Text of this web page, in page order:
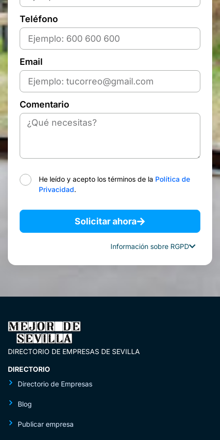
Teléfono
Email
Comentario
He leído y acepto los términos de la Política de
Privacidad.
Solicitar ahora
Información sobre RGPD
DIRECTORIO DE EMPRESAS DE SEVILLA
DIRECTORIO
Directorio de Empresas
Blog
Publicar empresa